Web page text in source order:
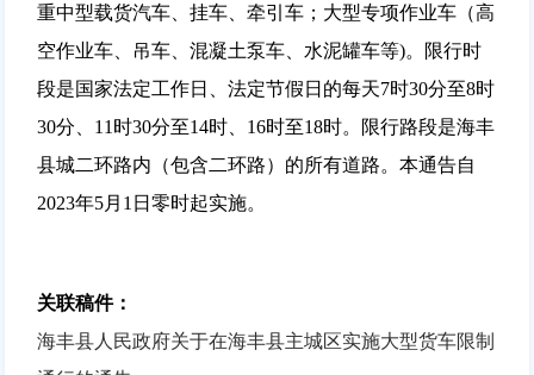
重中型载货汽车、挂车、牵引车；大型专项作业车（高
空作业车、吊车、混凝土泵车、水泥罐车等)。限行时
段是国家法定工作日、法定节假日的每天7时30分至8时
30分、11时30分至14时、16时至18时。限行路段是海丰
县城二环路内（包含二环路）的所有道路。本通告自
2023年5月1日零时起实施。
关联稿件：
海丰县人民政府关于在海丰县主城区实施大型货车限制